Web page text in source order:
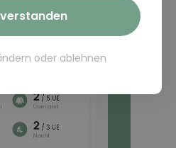
oder ablehnen